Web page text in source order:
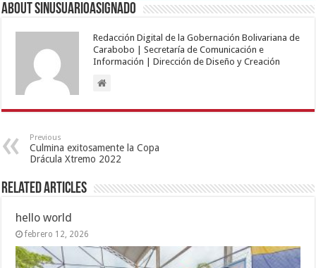
About sinusuarioasignado
Redacción Digital de la Gobernación Bolivariana de
Carabobo | Secretaría de Comunicación e
Información | Dirección de Diseño y Creación
Previous
Culmina exitosamente la Copa
Drácula Xtremo 2022
Related Articles
hello world
febrero 12, 2026